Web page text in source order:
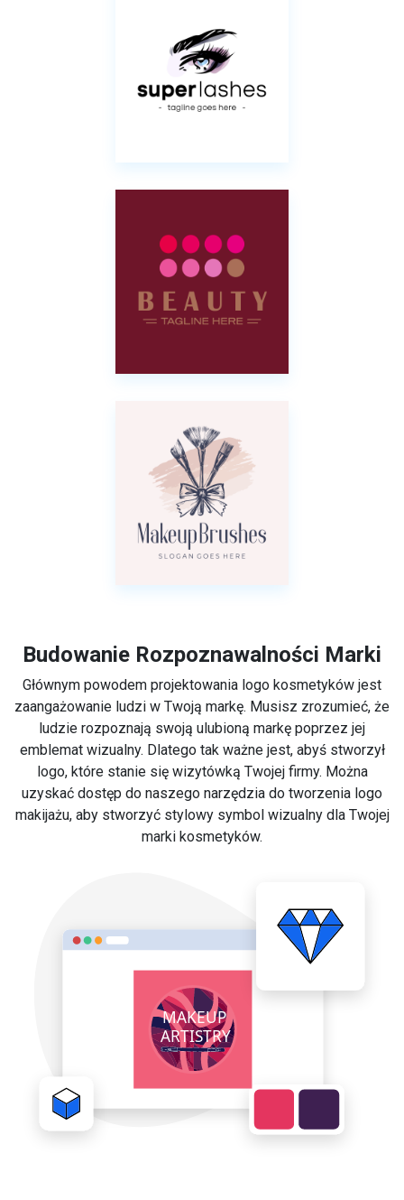
Budowanie Rozpoznawalności Marki
Głównym powodem projektowania logo kosmetyków jest
zaangażowanie ludzi w Twoją markę. Musisz zrozumieć, że
ludzie rozpoznają swoją ulubioną markę poprzez jej
emblemat wizualny. Dlatego tak ważne jest, abyś stworzył
logo, które stanie się wizytówką Twojej firmy. Można
uzyskać dostęp do naszego narzędzia do tworzenia logo
makijażu, aby stworzyć stylowy symbol wizualny dla Twojej
marki kosmetyków.